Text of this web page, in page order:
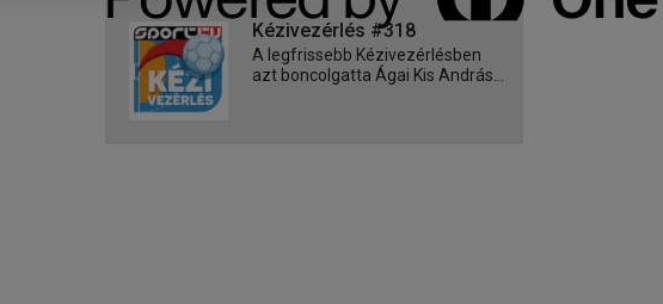
Kézivezérlés #318
A legfrissebb Kézivezérlésben
azt boncolgatta Ágai Kis András...